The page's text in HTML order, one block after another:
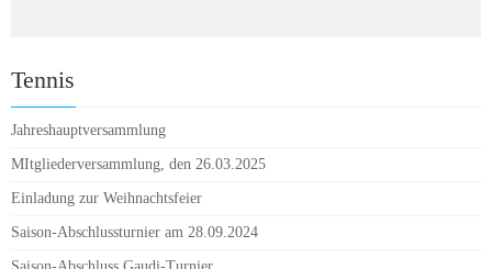
Tennis
Jahreshauptversammlung
MItgliederversammlung, den 26.03.2025
Einladung zur Weihnachtsfeier
Saison-Abschlussturnier am 28.09.2024